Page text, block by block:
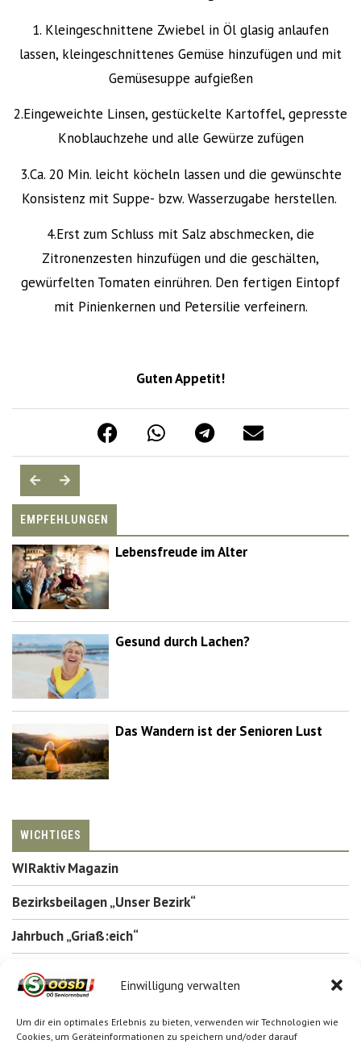
Einwilligung verwalten
Um dir ein optimales Erlebnis zu bieten, verwenden wir Technologien wie
Cookies, um Geräteinformationen zu speichern und/oder darauf
1. Kleingeschnittene Zwiebel in Öl glasig anlaufen
lassen, kleingeschnittenes Gemüse hinzufügen und mit
Gemüsesuppe aufgießen
2.Eingeweichte Linsen, gestückelte Kartoffel, gepresste
Knoblauchzehe und alle Gewürze zufügen
3.Ca. 20 Min. leicht köcheln lassen und die gewünschte
Konsistenz mit Suppe- bzw. Wasserzugabe herstellen.
4.Erst zum Schluss mit Salz abschmecken, die
Zitronenzesten hinzufügen und die geschälten,
gewürfelten Tomaten einrühren. Den fertigen Eintopf
mit Pinienkernen und Petersilie verfeinern.
Guten Appetit!
EMPFEHLUNGEN
Lebensfreude im Alter
Gesund durch Lachen?
Das Wandern ist der Senioren Lust
WICHTIGES
WIRaktiv Magazin
Bezirksbeilagen „Unser Bezirk“
Jahrbuch „Griaß:eich“
Inserieren
SUCHE